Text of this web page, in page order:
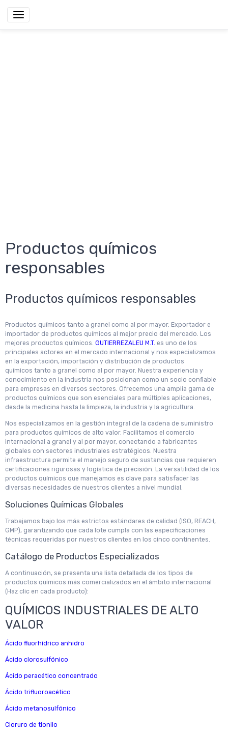
Productos químicos
responsables
Productos químicos responsables
Productos químicos tanto a granel como al por mayor. Exportador e
importador de productos químicos al mejor precio del mercado. Los
mejores productos químicos. GUTIERREZALEU M.T. es uno de los
principales actores en el mercado internacional y nos especializamos
en la exportación, importación y distribución de productos
químicos tanto a granel como al por mayor. Nuestra experiencia y
conocimiento en la industria nos posicionan como un socio confiable
para empresas en diversos sectores. Ofrecemos una amplia gama de
productos químicos que son esenciales para múltiples aplicaciones,
desde la medicina hasta la limpieza, la industria y la agricultura.
Nos especializamos en la gestión integral de la cadena de suministro
para productos químicos de alto valor. Facilitamos el comercio
internacional a granel y al por mayor, conectando a fabricantes
globales con sectores industriales estratégicos. Nuestra
infraestructura permite el manejo seguro de sustancias que requieren
certificaciones rigurosas y logística de precisión. La versatilidad de los
productos químicos que manejamos es clave para satisfacer las
diversas necesidades de nuestros clientes a nivel mundial.
Soluciones Químicas Globales
Trabajamos bajo los más estrictos estándares de calidad (ISO, REACH,
GMP), garantizando que cada lote cumpla con las especificaciones
técnicas requeridas por nuestros clientes en los cinco continentes.
Catálogo de Productos Especializados
A continuación, se presenta una lista detallada de los tipos de
productos químicos más comercializados en el ámbito internacional
(Haz clic en cada producto):
QUÍMICOS INDUSTRIALES DE ALTO
VALOR
Ácido fluorhídrico anhidro
Ácido clorosulfónico
Ácido peracético concentrado
Ácido trifluoroacético
Ácido metanosulfónico
Cloruro de tionilo